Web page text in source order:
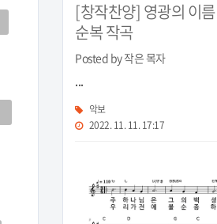
[창작찬양] 영광의 이
순복 작곡
Posted by 작은 목자
...
악보
2022. 11. 11. 17:17